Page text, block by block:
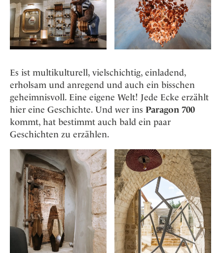
Es ist multikulturell, vielschichtig, einladend,
erholsam und anregend und auch ein bisschen
geheimnisvoll. Eine eigene Welt! Jede Ecke erzählt
hier eine Geschichte. Und wer ins Paragon 700
kommt, hat bestimmt auch bald ein paar
Geschichten zu erzählen.